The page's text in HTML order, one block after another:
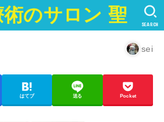
のサロン 聖 SEARCH
sei
はてブ 送る Pocket